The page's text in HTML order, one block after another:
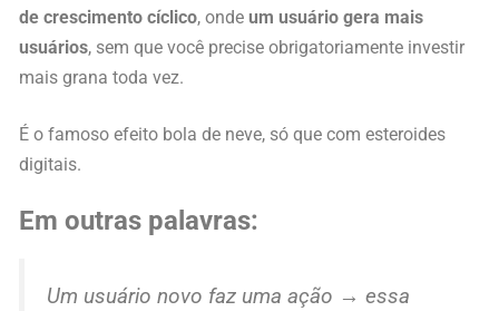
de crescimento cíclico, onde um usuário gera mais
usuários, sem que você precise obrigatoriamente investir
mais grana toda vez.
É o famoso efeito bola de neve, só que com esteroides
digitais.
Em outras palavras:
Um usuário novo faz uma ação → essa